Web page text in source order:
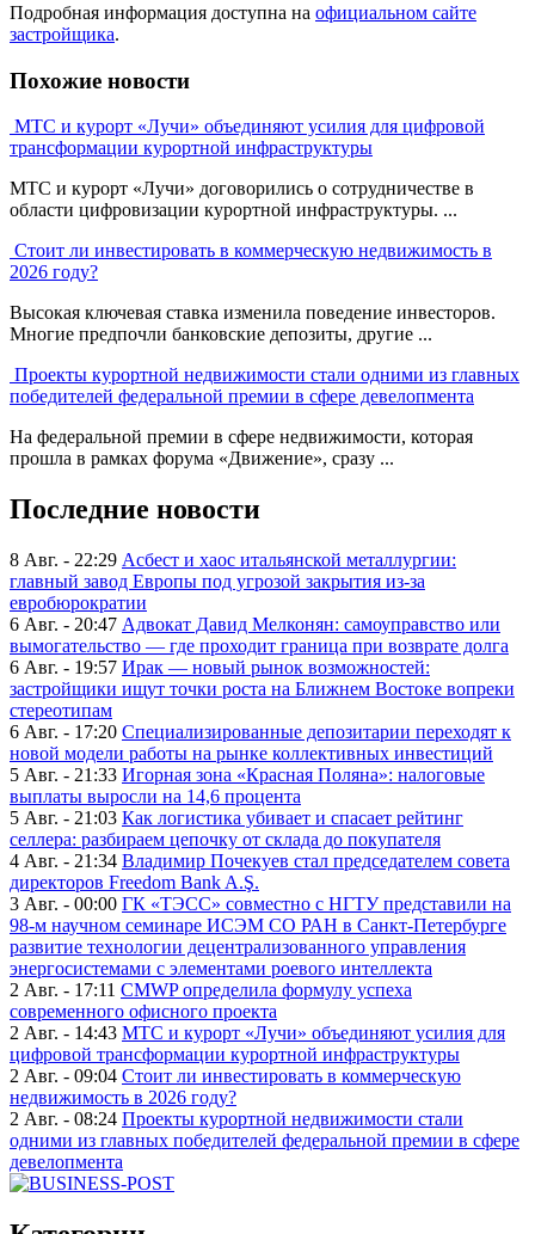
Подробная информация доступна на официальном сайте
застройщика.
Похожие новости
МТС и курорт «Лучи» объединяют усилия для цифровой
трансформации курортной инфраструктуры
МТС и курорт «Лучи» договорились о сотрудничестве в
области цифровизации курортной инфраструктуры. ...
Стоит ли инвестировать в коммерческую недвижимость в
2026 году?
Высокая ключевая ставка изменила поведение инвесторов.
Многие предпочли банковские депозиты, другие ...
Проекты курортной недвижимости стали одними из главных
победителей федеральной премии в сфере девелопмента
На федеральной премии в сфере недвижимости, которая
прошла в рамках форума «Движение», сразу ...
Последние новости
8 Авг. - 22:29 Асбест и хаос итальянской металлургии:
главный завод Европы под угрозой закрытия из-за
евробюрократии
6 Авг. - 20:47 Адвокат Давид Мелконян: самоуправство или
вымогательство — где проходит граница при возврате долга
6 Авг. - 19:57 Ирак — новый рынок возможностей:
застройщики ищут точки роста на Ближнем Востоке вопреки
стереотипам
6 Авг. - 17:20 Специализированные депозитарии переходят к
новой модели работы на рынке коллективных инвестиций
5 Авг. - 21:33 Игорная зона «Красная Поляна»: налоговые
выплаты выросли на 14,6 процента
5 Авг. - 21:03 Как логистика убивает и спасает рейтинг
селлера: разбираем цепочку от склада до покупателя
4 Авг. - 21:34 Владимир Почекуев стал председателем совета
директоров Freedom Bank A.Ş.
3 Авг. - 00:00 ГК «ТЭСС» совместно с НГТУ представили на
98-м научном семинаре ИСЭМ СО РАН в Санкт-Петербурге
развитие технологии децентрализованного управления
энергосистемами с элементами роевого интеллекта
2 Авг. - 17:11 CMWP определила формулу успеха
современного офисного проекта
2 Авг. - 14:43 МТС и курорт «Лучи» объединяют усилия для
цифровой трансформации курортной инфраструктуры
2 Авг. - 09:04 Стоит ли инвестировать в коммерческую
недвижимость в 2026 году?
2 Авг. - 08:24 Проекты курортной недвижимости стали
одними из главных победителей федеральной премии в сфере
девелопмента